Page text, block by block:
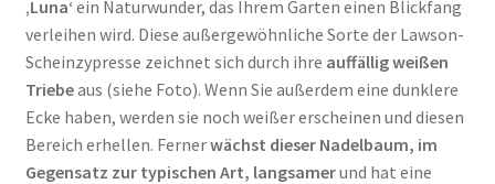
‚Luna‘ ein Naturwunder, das Ihrem Garten einen Blickfang
verleihen wird. Diese außergewöhnliche Sorte der Lawson-
Scheinzypresse zeichnet sich durch ihre auffällig weißen
Triebeaus (siehe Foto). Wenn Sie außerdem eine dunklere
Ecke haben, werden sie noch weißer erscheinen und diesen
Bereich erhellen. Fernerwächst dieser Nadelbaum, im
Gegensatz zur typischen Art, langsamerund hat eine